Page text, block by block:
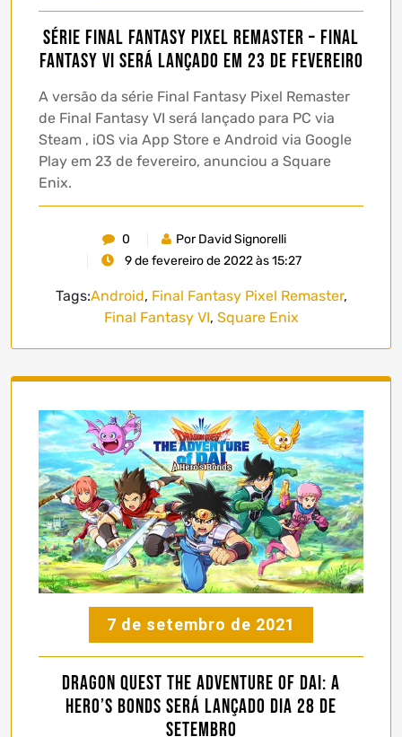
Série Final Fantasy Pixel Remaster – Final
Fantasy VI será lançado em 23 de fevereiro
A versão da série Final Fantasy Pixel Remaster
de Final Fantasy VI será lançado para PC via
Steam , iOS via App Store e Android via Google
Play em 23 de fevereiro, anunciou a Square
Enix.
0
Por David Signorelli
9 de fevereiro de 2022 às 15:27
Tags:Android, Final Fantasy Pixel Remaster,
Final Fantasy VI, Square Enix
7 de setembro de 2021
Dragon Quest The Adventure of Dai: A
Hero’s Bonds será lançado dia 28 de
setembro